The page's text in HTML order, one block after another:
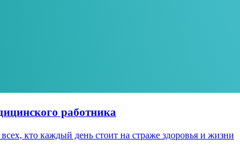
работника
кто каждый день стоит на страже здоровья и жизни